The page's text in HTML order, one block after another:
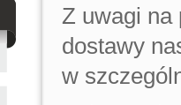
Z uwagi na
dostawy
w